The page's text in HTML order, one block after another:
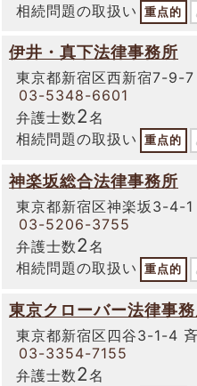
相続問題の取扱い
重点的
伊井・真下法律事務所
東京都新宿区西新宿7-9-
03-5348-6601
弁護士数2名
相続問題の取扱い
重点的
神楽坂総合法律事務所
東京都新宿区神楽坂3-4-
03-5206-3755
弁護士数2名
相続問題の取扱い
重点的
東京クローバー法律事
東京都新宿区四谷3-1-4
03-3354-7155
弁護士数2名